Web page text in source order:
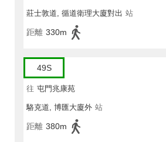
莊士敦道, 循道衛理大廈對出 站
距離 330m
49S
往 屯門兆康苑
駱克道, 博匯大廈外 站
距離 380m